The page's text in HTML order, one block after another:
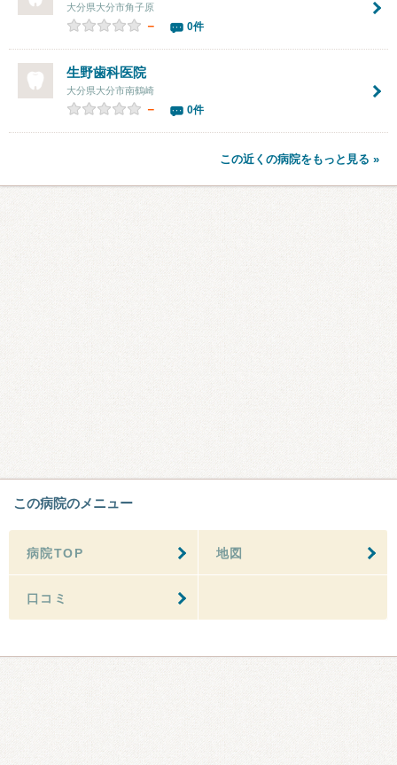
大分県大分市角子原
－ 0件
生野歯科医院
大分県大分市南鶴崎
－ 0件
この近くの病院をもっと見る »
この病院のメニュー
病院TOP 地図
口コミ